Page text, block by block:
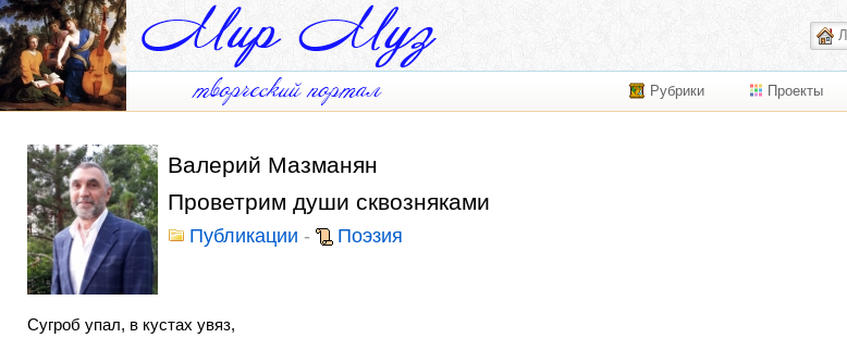
Рубрики Проекты
Валерий Мазманян
Проветрим души сквозняками
Публикации - Поэзия
Сугроб упал, в кустах увяз,